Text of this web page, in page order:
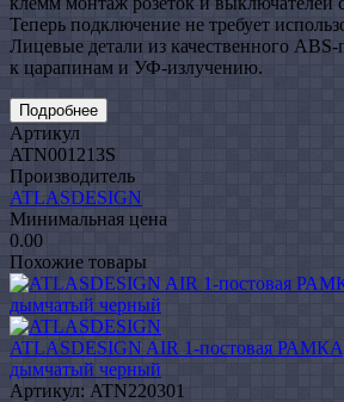
Теперь подключение не требует
Лицевые детали из качественного ABS-
к царапинам и УФ-излучению.
Подробнее
Артикул
ATN001213S
Производитель
ATLASDESIGN
Минимальная цена
0.00
Похожие товары
ATLASDESIGN AIR 1-постовая
дымчатый черный
Артикул: ATN220301